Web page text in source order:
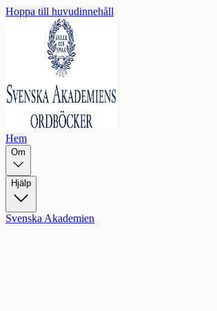
Hoppa till huvudinnehåll
Hem
Om
Hjälp
Svenska Akademien